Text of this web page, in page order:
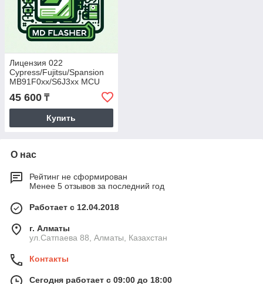
Лицензия 022
Cypress/Fujitsu/Spansion
MB91F0xx/S6J3xx MCU
45 600 ₸
Купить
О нас
Рейтинг не сформирован
Менее 5 отзывов за последний год
Работает с 12.04.2018
г. Алматы
ул.Сатпаева 88, Алматы, Казахстан
Контакты
Сегодня работает с 09:00 до 18:00